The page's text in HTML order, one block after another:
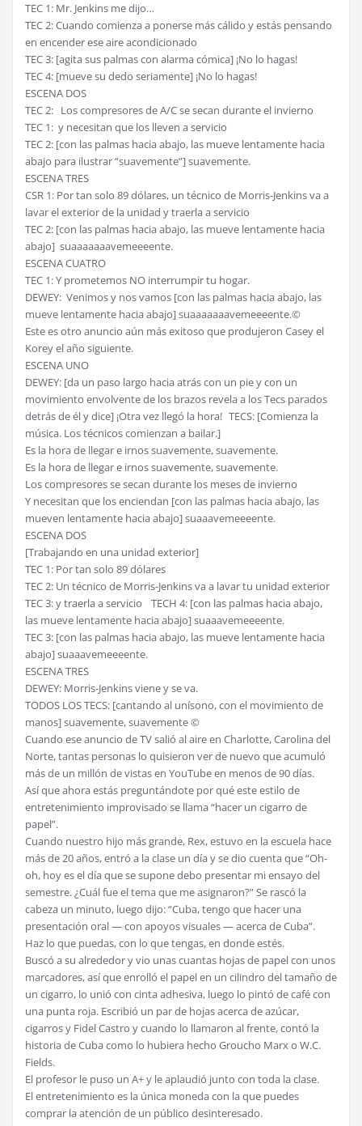
TEC 1: Mr. Jenkins me dijo…
TEC 2: Cuando comienza a ponerse más cálido y estás pensando
en encender ese aire acondicionado
TEC 3: [agita sus palmas con alarma cómica] ¡No lo hagas!
TEC 4: [mueve su dedo seriamente] ¡No lo hagas!
ESCENA DOS
TEC 2: Los compresores de A/C se secan durante el invierno
TEC 1: y necesitan que los lleven a servicio
TEC 2: [con las palmas hacia abajo, las mueve lentamente hacia
abajo para ilustrar “suavemente”] suavemente.
ESCENA TRES
CSR 1: Por tan solo 89 dólares, un técnico de Morris-Jenkins va a
lavar el exterior de la unidad y traerla a servicio
TEC 2: [con las palmas hacia abajo, las mueve lentamente hacia
abajo] suaaaaaaavemeeeente.
ESCENA CUATRO
TEC 1: Y prometemos NO interrumpir tu hogar.
DEWEY: Venimos y nos vamos [con las palmas hacia abajo, las
mueve lentamente hacia abajo] suaaaaaaavemeeeente.©
Este es otro anuncio aún más exitoso que produjeron Casey el
Korey el año siguiente.
ESCENA UNO
DEWEY: [da un paso largo hacia atrás con un pie y con un
movimiento envolvente de los brazos revela a los Tecs parados
detrás de él y dice] ¡Otra vez llegó la hora! TECS: [Comienza la
música. Los técnicos comienzan a bailar.]
Es la hora de llegar e irnos suavemente, suavemente.
Es la hora de llegar e irnos suavemente, suavemente.
Los compresores se secan durante los meses de invierno
Y necesitan que los enciendan [con las palmas hacia abajo, las
mueven lentamente hacia abajo] suaaavemeeeente.
ESCENA DOS
[Trabajando en una unidad exterior]
TEC 1: Por tan solo 89 dólares
TEC 2: Un técnico de Morris-Jenkins va a lavar tu unidad exterior
TEC 3: y traerla a servicio TECH 4: [con las palmas hacia abajo,
las mueve lentamente hacia abajo] suaaavemeeeente.
TEC 3: [con las palmas hacia abajo, las mueve lentamente hacia
abajo] suaaavemeeeente.
ESCENA TRES
DEWEY: Morris-Jenkins viene y se va.
TODOS LOS TECS: [cantando al unísono, con el movimiento de
manos] suavemente, suavemente ©
Cuando ese anuncio de TV salió al aire en Charlotte, Carolina del
Norte, tantas personas lo quisieron ver de nuevo que acumuló
más de un millón de vistas en YouTube en menos de 90 días.
Así que ahora estás preguntándote por qué este estilo de
entretenimiento improvisado se llama “hacer un cigarro de
papel”.
Cuando nuestro hijo más grande, Rex, estuvo en la escuela hace
más de 20 años, entró a la clase un día y se dio cuenta que “Oh-
oh, hoy es el día que se supone debo presentar mi ensayo del
semestre. ¿Cuál fue el tema que me asignaron?” Se rascó la
cabeza un minuto, luego dijo: “Cuba, tengo que hacer una
presentación oral — con apoyos visuales — acerca de Cuba”.
Haz lo que puedas, con lo que tengas, en donde estés.
Buscó a su alrededor y vio unas cuantas hojas de papel con unos
marcadores, así que enrolló el papel en un cilindro del tamaño de
un cigarro, lo unió con cinta adhesiva, luego lo pintó de café con
una punta roja. Escribió un par de hojas acerca de azúcar,
cigarros y Fidel Castro y cuando lo llamaron al frente, contó la
historia de Cuba como lo hubiera hecho Groucho Marx o W.C.
Fields.
El profesor le puso un A+ y le aplaudió junto con toda la clase.
El entretenimiento es la única moneda con la que puedes
comprar la atención de un público desinteresado.